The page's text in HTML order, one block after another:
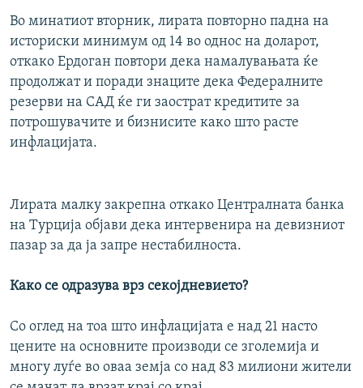
Во минатиот вторник, лирата повторно падна на
историски минимум од 14 во однос на доларот,
откако Ердоган повтори дека намалувањата ќе
продолжат и поради знаците дека Федералните
резерви на САД ќе ги заострат кредитите за
потрошувачите и бизнисите како што расте
инфлацијата.
Лирата малку закрепна откако Централната банка
на Турција објави дека интервенира на девизниот
пазар за да ја запре нестабилноста.
Како се одразува врз секојдневието?
Со оглед на тоа што инфлацијата е над 21 насто
цените на основните производи се зголемија и
многу луѓе во оваа земја со над 83 милиони жители